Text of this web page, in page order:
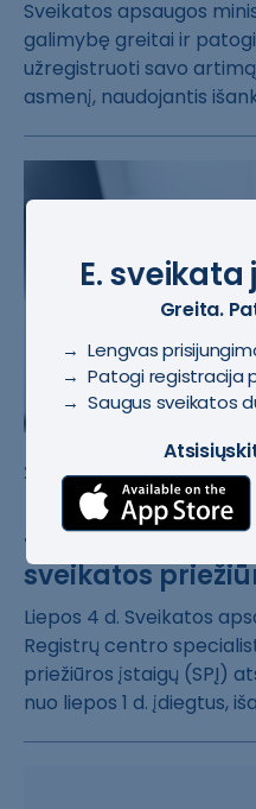
Sveikatos apsau​gos
galimybę g​reitai ir
užregistruoti​ savo
asmenį, n​audojantis
2023-07-10 #IPR IS
Naujieji IPR
funkcionalumai
sveikatos
Liepos 4 d. Sve​ikatos
Registrų cent​ro
priežiū​ros įstaigų (SP​Į)
nuo liepos ​1 d. įdiegtus,
E.
Greita.
→ Lengvas
→ Patogi registracija
→ Saugus sveikatos